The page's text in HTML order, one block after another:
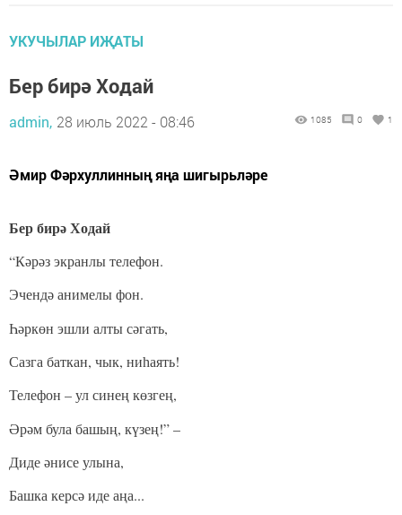
УКУЧЫЛАР ИҖАТЫ
Бер бирә Ходай
admin, 28 июль 2022 - 08:46 1085 0 1
Әмир Фәрхуллинның яңа шигырьләре
Бер бирә Ходай
“Кәрәз экранлы телефон.
Эчендә анимелы фон.
Һәркөн эшли алты сәгать,
Сазга баткан, чык, ниһаять!
Телефон – ул синең көзгең,
Әрәм була башың, күзең!” –
Диде әнисе улына,
Башка керсә иде аңа...